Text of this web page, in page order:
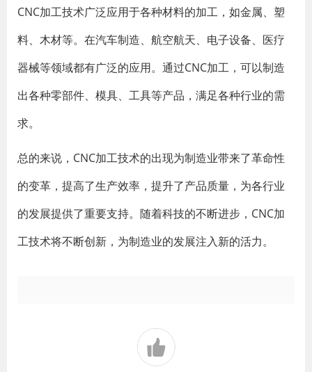
CNC加工技术广泛应用于各种材料的加工，如金属、塑
料、木材等。在汽车制造、航空航天、电子设备、医疗
器械等领域都有广泛的应用。通过CNC加工，可以制造
出各种零部件、模具、工具等产品，满足各种行业的需
求。
总的来说，CNC加工技术的出现为制造业带来了革命性
的变革，提高了生产效率，提升了产品质量，为各行业
的发展提供了重要支持。随着科技的不断进步，CNC加
工技术将不断创新，为制造业的发展注入新的活力。